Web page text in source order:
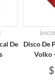
De
Disco De
Volko